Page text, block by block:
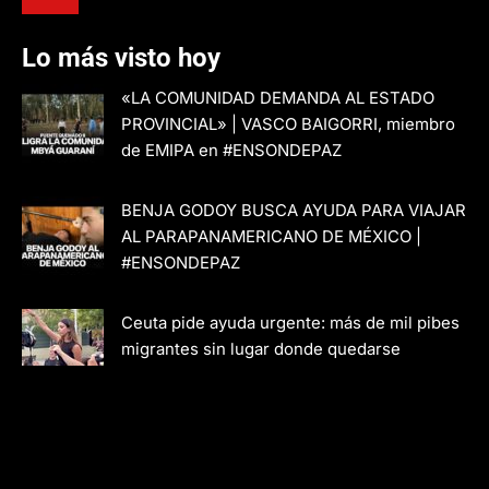
Lo más visto hoy
«LA COMUNIDAD DEMANDA AL ESTADO
PROVINCIAL» | VASCO BAIGORRI, miembro
de EMIPA en #ENSONDEPAZ
BENJA GODOY BUSCA AYUDA PARA VIAJAR
AL PARAPANAMERICANO DE MÉXICO |
#ENSONDEPAZ
Ceuta pide ayuda urgente: más de mil pibes
migrantes sin lugar donde quedarse